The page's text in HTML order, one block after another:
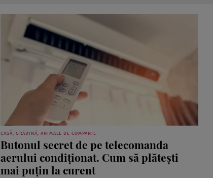
CASĂ, GRĂDINĂ, ANIMALE DE COMPANIE
Butonul secret de pe telecomanda
aerului condiționat. Cum să plătești
mai puțin la curent